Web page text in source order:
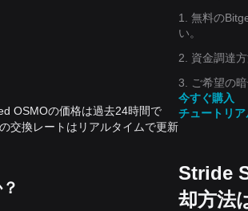
OSMOの価格は過去24時間で
交換レートはリアルタイムで更新
1. 無料の
い。
2. 資金調達
3. ご希望の
今すぐ購入
チュートリア
Stride
却方法